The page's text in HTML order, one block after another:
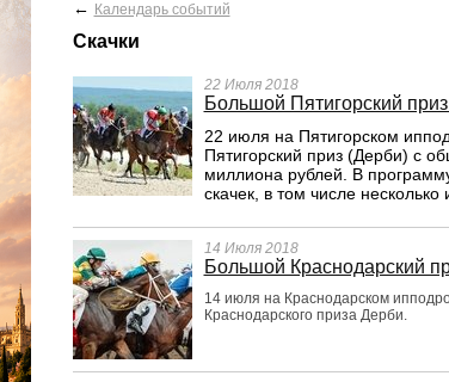
← Календарь событий
Скачки
22 Июля 2018
Большой Пятигорский
22 июля на Пятигорском
Пятигорский приз (Дерби) с
миллиона рублей. В
скачек, в том числе несколько
14 Июля 2018
Большой Краснодарский
14 июля на Краснодарском
Краснодарского приза Дерби.